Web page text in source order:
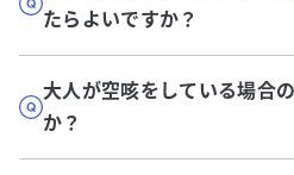
たらよいですか？
大人が空咳をしている場合
か？